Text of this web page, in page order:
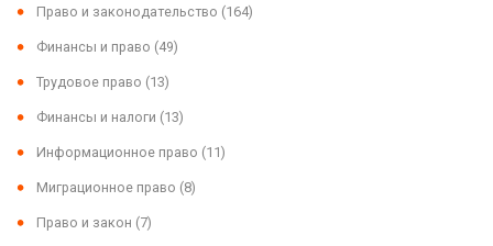
Право и законодательство (164)
Финансы и право (49)
Трудовое право (13)
Финансы и налоги (13)
Информационное право (11)
Миграционное право (8)
Право и закон (7)